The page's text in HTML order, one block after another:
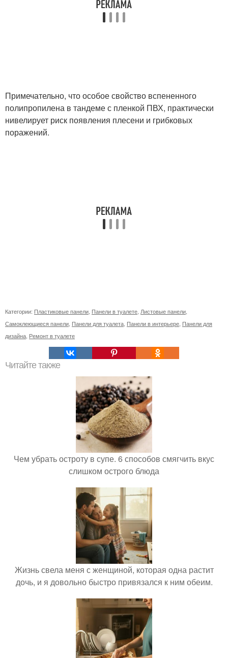
Примечательно, что особое свойство вспененного
полипропилена в тандеме с пленкой ПВХ, практически
нивелирует риск появления плесени и грибковых
поражений.
Категории: Пластиковые панели Панели в туалете Листовые панели
Самоклеющиеся панели Панели для туалета Панели в интерьере Панели для
дизайна Ремонт в туалете
Читайте также
Чем убрать остроту в супе. 6 способов смягчить вкус
слишком острого блюда
Жизнь свела меня с женщиной, которая одна растит
дочь, и я довольно быстро привязался к ним обеим.